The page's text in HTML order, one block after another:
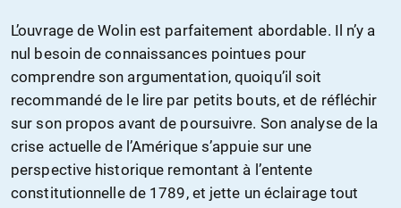
L’ouvrage de Wolin est parfaitement abordable. Il n’y a
nul besoin de connaissances pointues pour
comprendre son argumentation, quoiqu’il soit
recommandé de le lire par petits bouts, et de réfléchir
sur son propos avant de poursuivre. Son analyse de la
crise actuelle de l’Amérique s’appuie sur une
perspective historique remontant à l’entente
constitutionnelle de 1789, et jette un éclairage tout